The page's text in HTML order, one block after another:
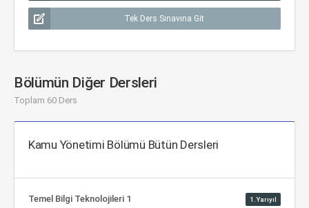
Tek Ders Sınavına Git
Bölümün Diğer Dersleri
Toplam 60 Ders
Kamu Yönetimi Bölümü Bütün Dersleri
Temel Bilgi Teknolojileri 1 1.Yarıyıl